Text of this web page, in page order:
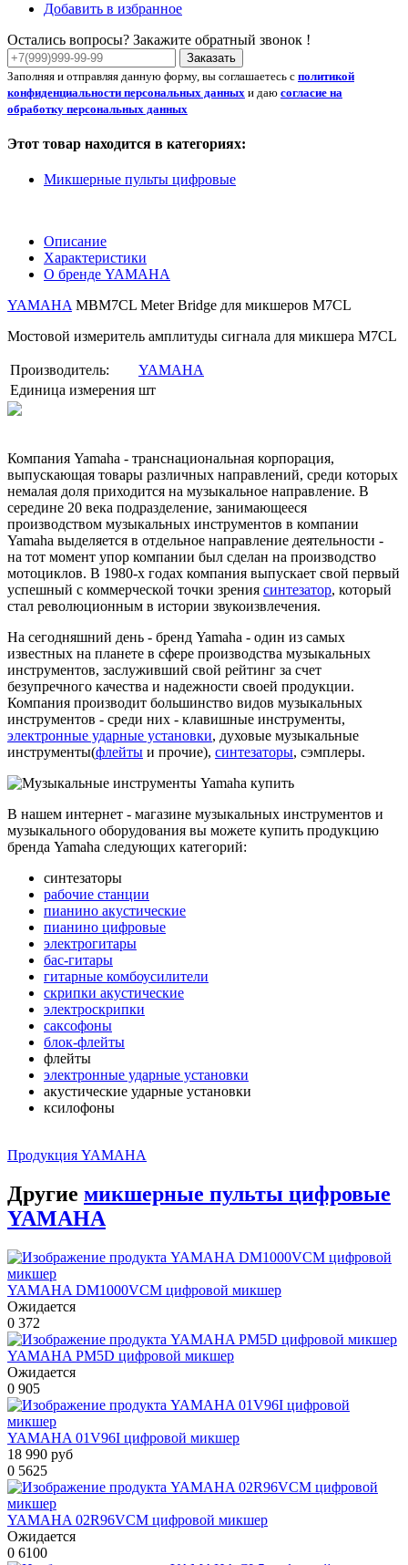
Добавить в избранное
Остались вопросы? Закажите обратный звонок !
Заказать
Заполняя и отправляя данную форму, вы соглашаетесь с политикой
конфиденциальности персональных данных и даю согласие на
обработку персональных данных
Этот товар находится в категориях:
Микшерные пульты цифровые
Описание
Характеристики
О бренде YAMAHA
YAMAHA MBM7CL Meter Bridge для микшеров M7CL
Мостовой измеритель амплитуды сигнала для микшера M7CL
Производитель:
YAMAHA
Единица измерения шт
Компания Yamaha - транснациональная корпорация,
выпускающая товары различных направлений, среди которых
немалая доля приходится на музыкальное направление. В
середине 20 века подразделение, занимающееся
производством музыкальных инструментов в компании
Yamaha выделяется в отдельное направление деятельности -
на тот момент упор компании был сделан на производство
мотоциклов. В 1980-х годах компания выпускает свой первый
успешный с коммерческой точки зрения синтезатор, который
стал революционным в истории звукоизвлечения.
На сегодняшний день - бренд Yamaha - один из самых
известных на планете в сфере производства музыкальных
инструментов, заслуживший свой рейтинг за счет
безупречного качества и надежности своей продукции.
Компания производит большинство видов музыкальных
инструментов - среди них - клавишные инструменты,
электронные ударные установки, духовые музыкальные
инструменты(флейты и прочие), синтезаторы, сэмплеры.
В нашем интернет - магазине музыкальных инструментов и
музыкального оборудования вы можете купить продукцию
бренда Yamaha следующих категорий:
синтезаторы
рабочие станции
пианино акустические
пианино цифровые
электрогитары
бас-гитары
гитарные комбоусилители
скрипки акустические
электроскрипки
саксофоны
блок-флейты
флейты
электронные ударные установки
акустические ударные установки
ксилофоны
Продукция YAMAHA
Другие микшерные пульты цифровые
YAMAHA
YAMAHA DM1000VCM цифровой микшер
Ожидается
0 372
YAMAHA PM5D цифровой микшер
Ожидается
0 905
YAMAHA 01V96I цифровой микшер
18 990 руб
0 5625
YAMAHA 02R96VCM цифровой микшер
Ожидается
0 6100